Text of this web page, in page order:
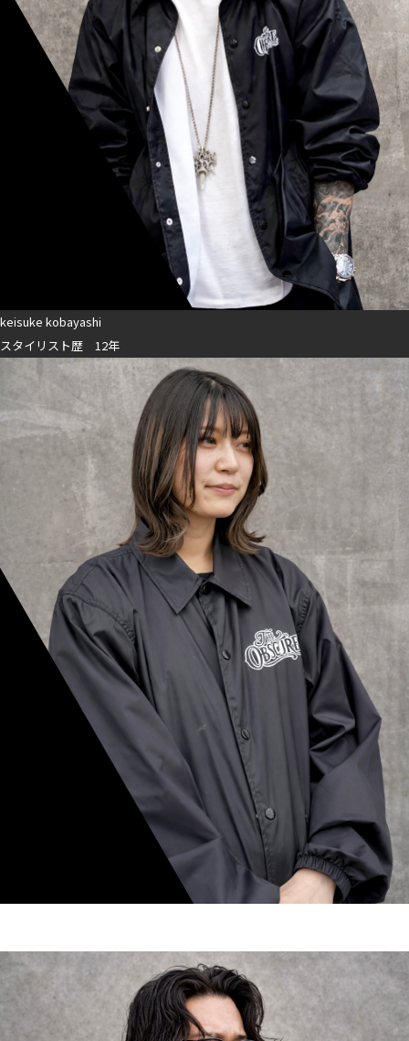
keisuke kobayashi
スタイリスト歴 12年